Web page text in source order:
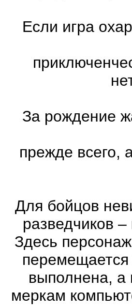
Если игра
За рождение
прежде всего,
Для бойцов
разведчиков
Здесь
перемещается
выполнена, а
меркам